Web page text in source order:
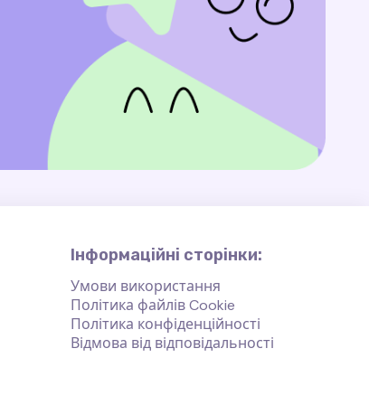
Інформаційні сторінки:
Умови використання
Політика файлів Cookie
Політика конфіденційності
Відмова від відповідальності